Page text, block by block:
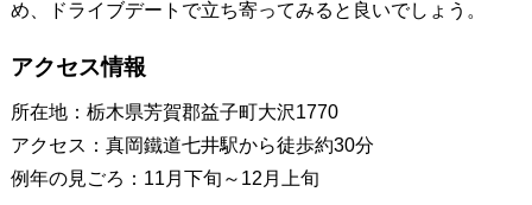
め、ドライブデートで立ち寄ってみると良いでしょう。
アクセス情報
所在地：栃木県芳賀郡益子町大沢1770
アクセス：真岡鐵道七井駅から徒歩約30分
例年の見ごろ：11月下旬～12月上旬